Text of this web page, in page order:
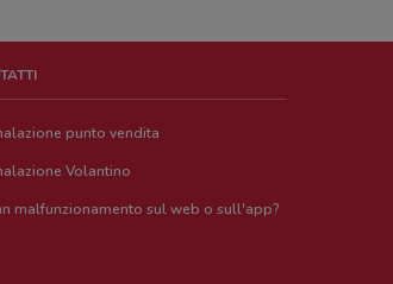
punto vendita
Volantino
malfunzionamento sul web o sull'app?